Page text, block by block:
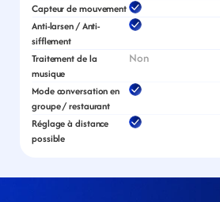
Capteur de mouvement
Anti-larsen / Anti-
sifflement
Traitement de la
musique
Non
Mode conversation en
groupe / restaurant
Réglage à distance
possible